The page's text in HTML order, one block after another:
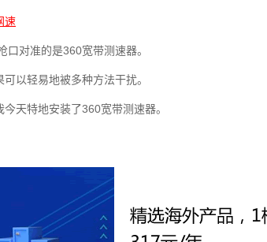
速
对准的是360宽带测速器。
以轻易地被多种方法干扰。
天特地安装了360宽带测速器。